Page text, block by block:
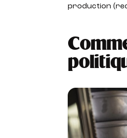
production